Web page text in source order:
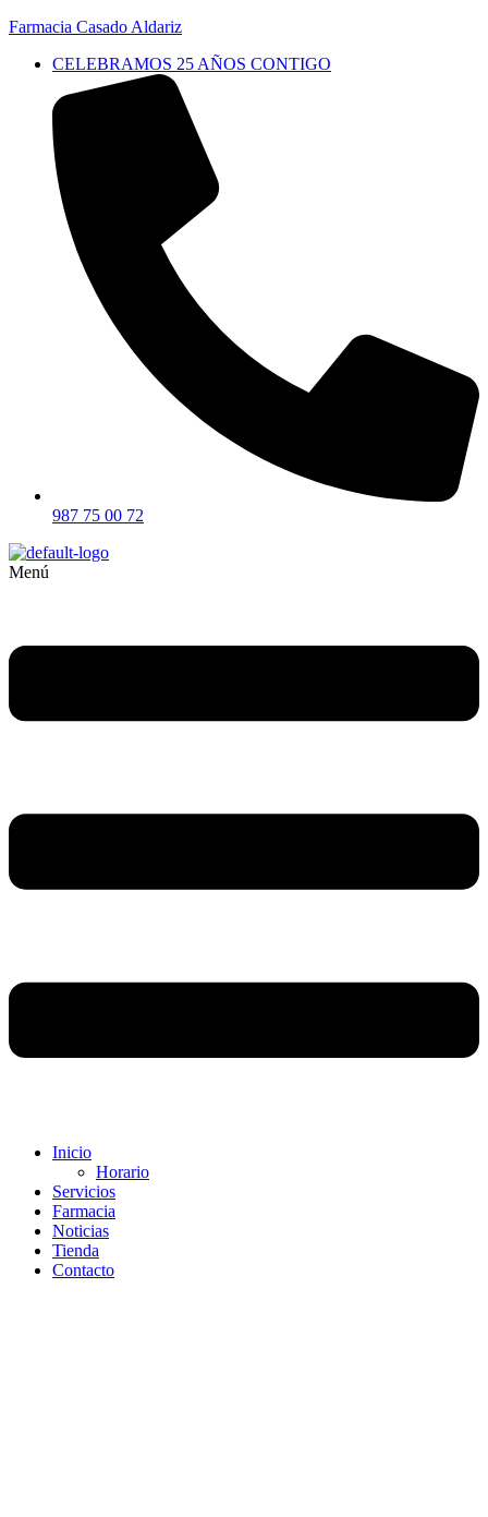
Farmacia Casado Aldariz
CELEBRAMOS 25 AÑOS CONTIGO
987 75 00 72
Menú
Inicio
Horario
Servicios
Farmacia
Noticias
Tienda
Contacto